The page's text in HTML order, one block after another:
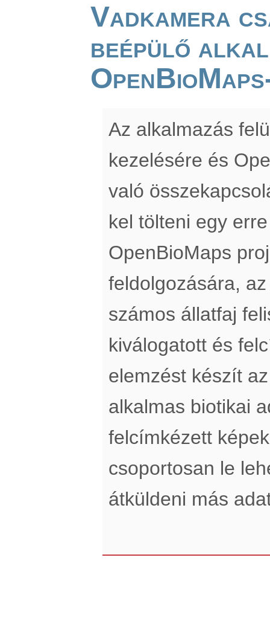
Vadkamera
beépülő
Az alkalmazás
kezelésére és
való
kel tölteni egy
OpenBioMaps
feldolgozására,
számos állatfaj
kiválogatott és
elemzést készít
alkalmas biotikai
felcímkézett
csoportosan le
átküldeni más